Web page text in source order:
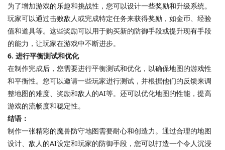
为了增加游戏的乐趣和挑战性，您可以设计一些奖励和升级系统。
玩家可以通过击败敌人或完成特定任务来获得奖励，如金币、经验
值和道具等。这些奖励可以用于购买新的防御手段或提升现有手段
的能力，让玩家在游戏中不断进步。
6. 进行平衡测试和优化
在制作完成后，您需要进行平衡测试和优化，以确保地图的游戏性
和平衡性。您可以邀请一些玩家进行测试，并根据他们的反馈来调
整地图的难度、奖励和敌人的AI等。还可以优化地图的性能，提高
游戏的流畅度和稳定性。
结语：
制作一张精彩的魔兽防守地图需要耐心和创造力。通过合理的地图
设计、敌人的AI设定和玩家的防御手段，您可以打造一个令人沉浸